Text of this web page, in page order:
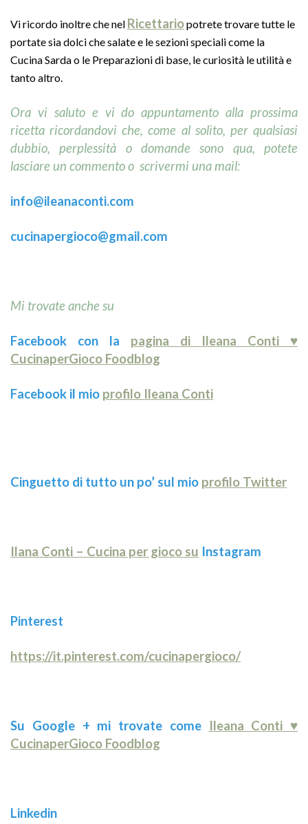
Vi ricordo inoltre che nel Ricettariopotrete trovare tutte le
portate sia dolci che salate e le sezioni speciali come la
Cucina Sarda o le Preparazioni di base, le curiosità le utilità e
tanto altro.
Ora vi saluto e vi do appuntamentoalla prossima
ricetta ricordandovi che, come al solito, per qualsiasi
dubbio, perplessità o domande sono qua, potete
lasciare un commento o scrivermi una mail:
info@ileanaconti.com
cucinapergioco@gmail.com
Mi trovate anche su
Facebook con la pagina di Ileana Conti ♥
CucinaperGioco Foodblog
Facebook il mio profilo Ileana Conti
Cinguetto di tutto un po’ sul mio profilo Twitter
Ilana Conti – Cucina per gioco su Instagram
Pinterest
https://it.pinterest.com/cucinapergioco/
Su Google + mi trovate come Ileana Conti ♥
CucinaperGioco Foodblog
Linkedin